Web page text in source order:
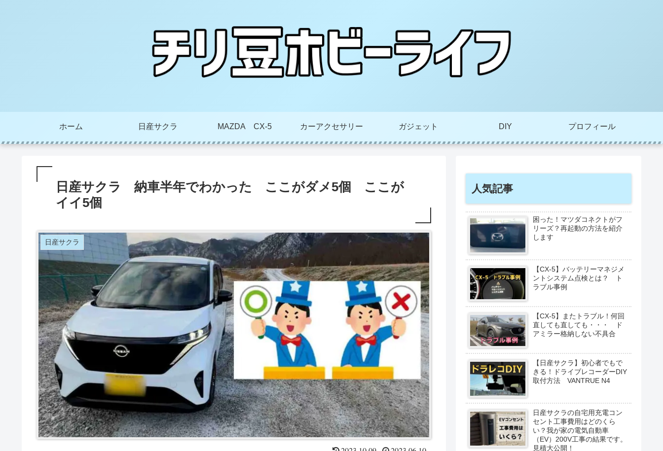
ホーム 日産サクラ MAZDA CX-5 カーアクセサリー ガジェット DIY プロフィール
日産サクラ 納車半年でわかった ここがダメ5個 ここが
イイ5個
日産サクラ
人気記事
困った！マツダコネクトがフ
リーズ？再起動の方法を紹介
します
【CX-5】バッテリーマネジメ
ントシステム点検とは？ ト
ラブル事例
【CX-5】またトラブル！何回
直しても直しても・・・ ド
アミラー格納しない不具合
【日産サクラ】初心者でもで
きる！ドライブレコーダーDIY
取付方法 VANTRUE N4
日産サクラの自宅用充電コン
セント工事費用はどのくら
い？我が家の電気自動車
（EV）200V工事の結果です。
見積大公開！